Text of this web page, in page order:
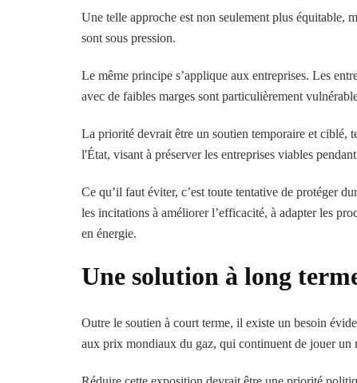
Une telle approche est non seulement plus équitable,
sont sous pression.
Le même principe s’applique aux entreprises. Les
avec de faibles marges sont particulièrement
La priorité devrait être un soutien temporaire et ciblé,
l'État, visant à préserver les entreprises viables
Ce qu’il faut éviter, c’est toute tentative de protéger
les incitations à améliorer l’efficacité, à adapter les
en énergie.
Une solution à long
Outre le soutien à court terme, il existe un besoin
aux prix mondiaux du gaz, qui continuent de jouer un